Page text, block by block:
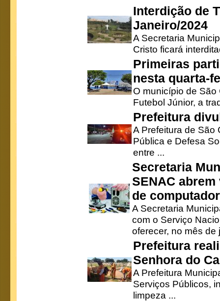
Interdição de
Janeiro/2024
A Secretaria
Cristo ficará
Primeiras
nesta quarta-
O município de
Futebol Júnior, a
Prefeitura
A Prefeitura de São
Pública e Defesa
entre ...
Secretaria
SENAC
de
A Secretaria
com o Serviço
oferecer, no mês de
Prefeitura
Senhora do
A Prefeitura
Serviços Públicos,
limpeza ...